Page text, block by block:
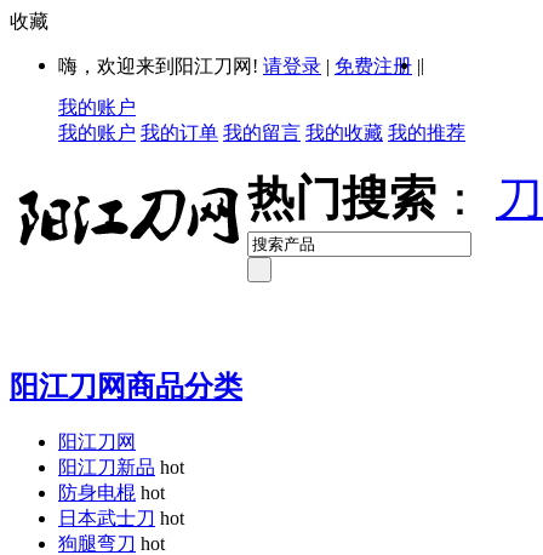
收藏
嗨，欢迎来到阳江刀网! 请登录 | 免费注册 ||
我的账户
我的账户 我的订单 我的留言 我的收藏 我的推荐
热门搜索 ：
阳江刀网商品分类
阳江刀网
阳江刀新品 hot
防身电棍 hot
日本武士刀 hot
狗腿弯刀 hot